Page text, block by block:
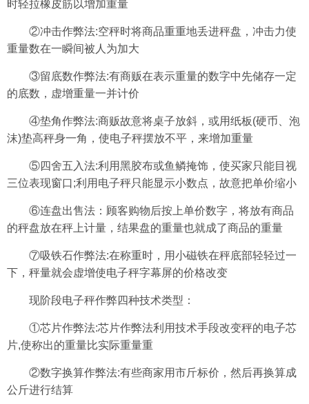
时轻拉橡皮筋以增加重量
②冲击作弊法:空秤时将商品重重地丢进秤盘，冲击力使
重量数在一瞬间被人为加大
③留底数作弊法:有商贩在表示重量的数字中先储存一定
的底数，虚增重量一并计价
④垫角作弊法:商贩故意将桌子放斜，或用纸板(硬币、泡
沫)垫高秤身一角，使电子秤摆放不平，来增加重量
⑤四舍五入法:利用黑胶布或鱼鳞掩饰，使买家只能目视
三位表现窗口;利用电子秤只能显示小数点，故意把单价缩小
⑥连盘出售法：顾客购物后按上单价数字，将放有商品
的秤盘放在秤上计量，结果盘的重量也就成了商品的重量
⑦吸铁石作弊法:在称重时，用小磁铁在秤底部轻轻过一
下，秤量就会虚增使电子秤字幕屏的价格改变
现阶段电子秤作弊四种技术类型：
①芯片作弊法:芯片作弊法利用技术手段改变秤的电子芯
片,使称出的重量比实际重量重
②数字换算作弊法:有些商家用市斤标价，然后再换算成
公斤进行结算